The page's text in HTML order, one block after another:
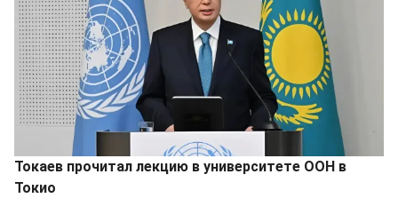
Токаев прочитал лекцию в университете ООН в
Токио